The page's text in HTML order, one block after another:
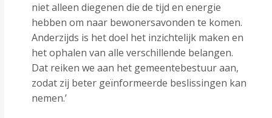
niet alleen diegenen die de tijd en energie
hebben om naar bewonersavonden te komen.
Anderzijds is het doel het inzichtelijk maken en
het ophalen van alle verschillende belangen.
Dat reiken we aan het gemeentebestuur aan,
zodat zij beter geïnformeerde beslissingen kan
nemen.’